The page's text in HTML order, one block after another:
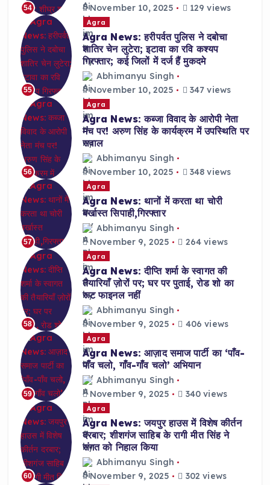
54
November 10, 2025
129 views
55
Agra
Agra News: हरीपर्वत पुलिस ने दबोचा
शातिर चेन लुटेरा; इटावा का रवि कश्यप
गिरफ्तार; कई जिलों में दर्ज हैं मुकदमे
Abhimanyu Singh
November 10, 2025
347 views
56
Agra
Agra News: कब्जा विवाद के आरोपी नेता
मंच पर! अरुण सिंह के कार्यक्रम में उपस्थिति पर
सवाल
Abhimanyu Singh
November 10, 2025
348 views
57
Agra
Agra News: थानों में करता था चोरी
बर्खास्त सिपाही,गिरफ्तार
Abhimanyu Singh
November 9, 2025
264 views
58
Agra
Agra News: दीप्ति शर्मा के स्वागत की
तैयारियाँ ज़ोरों पर; घर पर पुताई, रोड शो का
रूट फाइनल नहीं
Abhimanyu Singh
November 9, 2025
406 views
59
Agra
Agra News: आज़ाद समाज पार्टी का ‘पाँव-
पाँव चलो, गाँव-गाँव चलो’ अभियान
Abhimanyu Singh
November 9, 2025
340 views
60
Agra
Agra News: जयपुर हाउस में विशेष कीर्तन
दरबार; शीशगंज साहिब के रागी मीत सिंह ने
संगत को निहाल किया
Abhimanyu Singh
November 9, 2025
302 views